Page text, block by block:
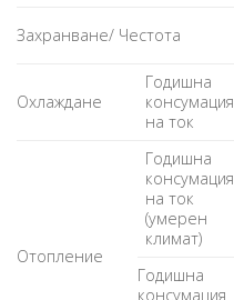
Захранване/ Честота
Охлаждане
Годишна
консумация
на ток
Отопление
Годишна
консумация
на ток
(умерен
климат)
Годишна
консумация